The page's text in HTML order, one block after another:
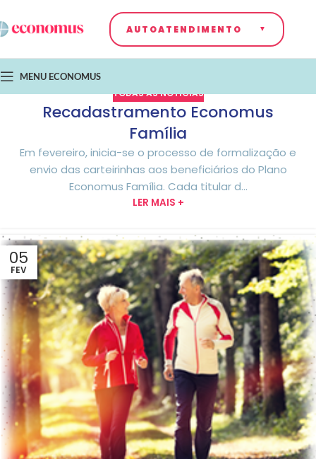
AUTOATENDIMENTO
MENU ECONOMUS
TODAS AS NOTÍCIAS
Recadastramento Economus
Família
Em fevereiro, inicia-se o processo de formalização e
envio das carteirinhas aos beneficiários do Plano
Economus Família. Cada titular d...
LER MAIS +
05
FEV